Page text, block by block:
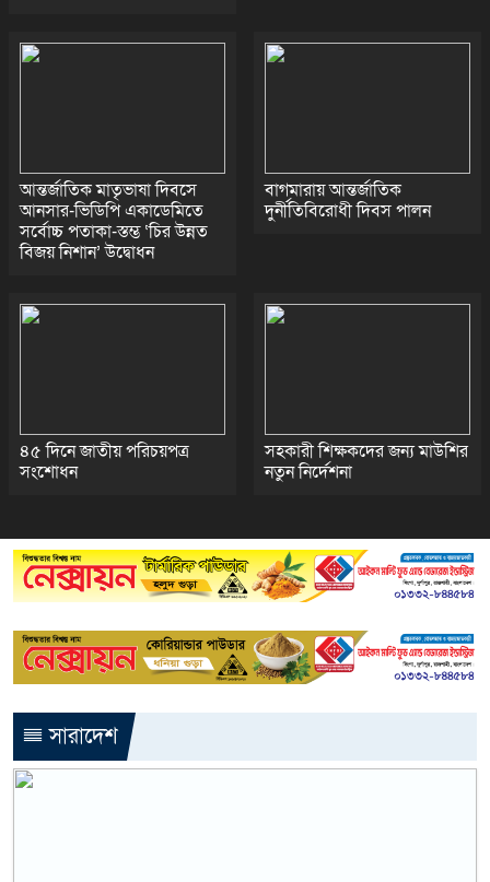
আন্তর্জাতিক মাতৃভাষা দিবসে
আনসার-ভিডিপি একাডেমিতে
সর্বোচ্চ পতাকা-স্তম্ভ ‘চির উন্নত
বিজয় নিশান’ উদ্বোধন
বাগমারায় আন্তর্জাতিক
দুর্নীতিবিরোধী দিবস পালন
৪৫ দিনে জাতীয় পরিচয়পত্র
সংশোধন
সহকারী শিক্ষকদের জন্য মাউশির
নতুন নির্দেশনা
সারাদেশ